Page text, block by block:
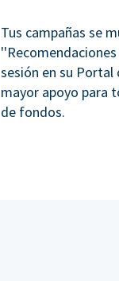
Tus campañas se
sesión en su
mayor apoyo para
de fondos.